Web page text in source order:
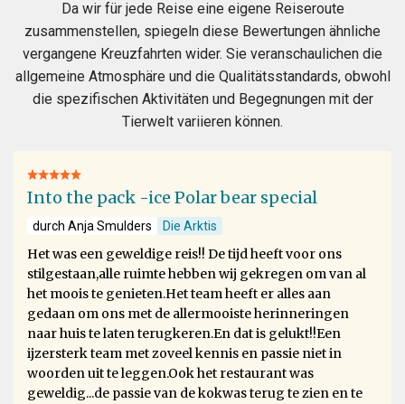
Da wir für jede Reise eine eigene Reiseroute
zusammenstellen, spiegeln diese Bewertungen ähnliche
vergangene Kreuzfahrten wider. Sie veranschaulichen die
allgemeine Atmosphäre und die Qualitätsstandards, obwohl
die spezifischen Aktivitäten und Begegnungen mit der
Tierwelt variieren können.
Into the pack -ice Polar bear special
durch Anja Smulders Die Arktis
Het was een geweldige reis!! De tijd heeft voor ons
stilgestaan,alle ruimte hebben wij gekregen om van al
het moois te genieten.Het team heeft er alles aan
gedaan om ons met de allermooiste herinneringen
naar huis te laten terugkeren.En dat is gelukt!!Een
ijzersterk team met zoveel kennis en passie niet in
woorden uit te leggen.Ook het restaurant was
geweldig...de passie van de kokwas terug te zien en te